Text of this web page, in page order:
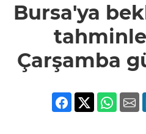
Bursa'ya
Çarşamba